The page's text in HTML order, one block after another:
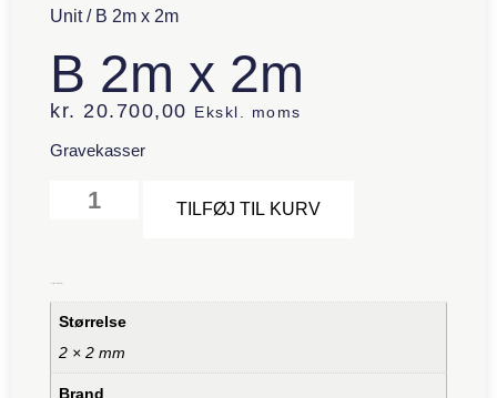
Unit/ B 2m x 2m
B 2m x 2m
kr. 20.700,00 Ekskl. moms
Gravekasser
TILFØJ TIL KURV
Størrelse
2 × 2 mm
Brand